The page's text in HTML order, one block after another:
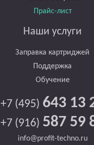
Прайс-лист
Наши услуги
Заправка картриджей
Поддержка
Обучение
+7 (495) 643 13
+7 (916) 587 59
info@profit-techno.ru